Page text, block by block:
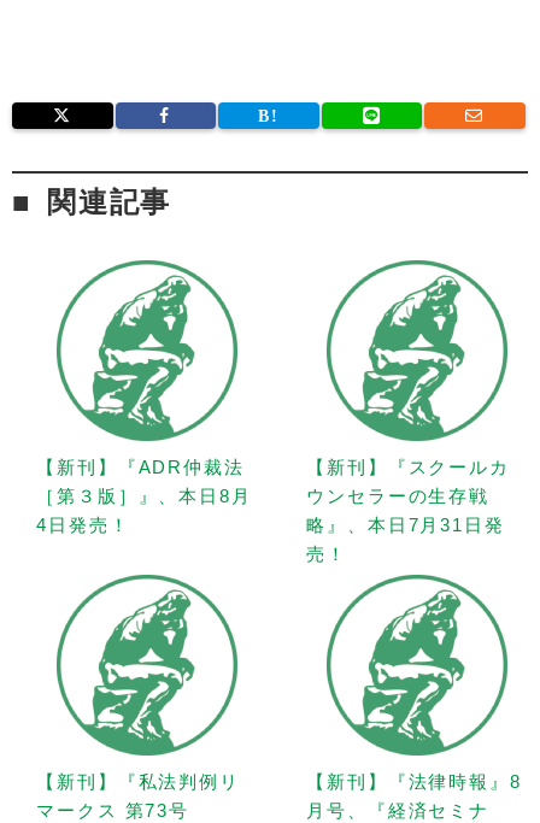
関連記事
【新刊】『ADR仲裁法
［第３版］』、本日8月
4日発売！
【新刊】『スクールカ
ウンセラーの生存戦
略』、本日7月31日発
売！
【新刊】『私法判例リ
マークス 第73号
【新刊】『法律時報』8
月号、『経済セミナ